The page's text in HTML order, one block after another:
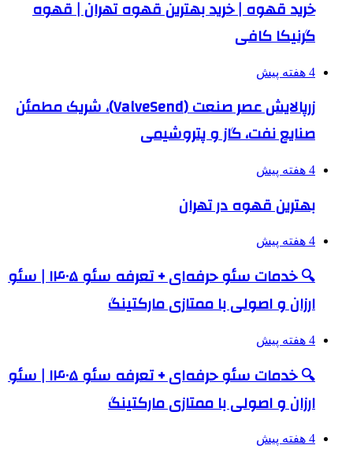
خرید قهوه | خرید بهترین قهوه تهران | قهوه
گرنیکا کافی
4 هفته پیش
زرپالایش عصر صنعت (ValveSend)، شریک مطمئن
صنایع نفت، گاز و پتروشیمی
4 هفته پیش
بهترین قهوه در تهران
4 هفته پیش
🔍 خدمات سئو حرفه‌ای + تعرفه سئو ۱۴۰۵ | سئو
ارزان و اصولی با ممتازی مارکتینگ
4 هفته پیش
🔍 خدمات سئو حرفه‌ای + تعرفه سئو ۱۴۰۵ | سئو
ارزان و اصولی با ممتازی مارکتینگ
4 هفته پیش